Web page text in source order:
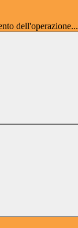
dell'operazione...